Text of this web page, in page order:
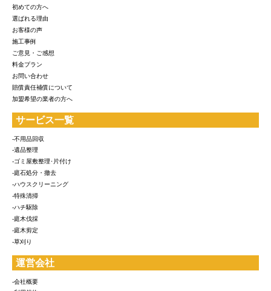
初めての方へ
選ばれる理由
お客様の声
施工事例
ご意見・ご感想
料金プラン
お問い合わせ
賠償責任補償について
加盟希望の業者の方へ
サービス一覧
-不用品回収
-遺品整理
-ゴミ屋敷整理･片付け
-庭石処分・撤去
-ハウスクリーニング
-特殊清掃
-ハチ駆除
-庭木伐採
-庭木剪定
-草刈り
運営会社
-会社概要